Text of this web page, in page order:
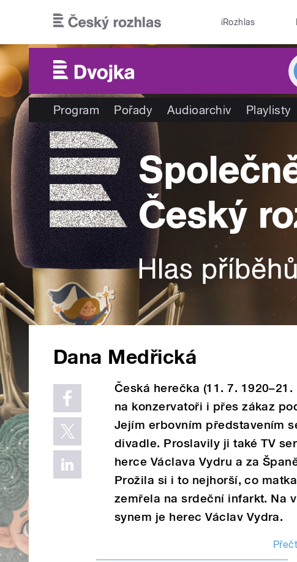
iRozhlas
Program Pořady Audioarchiv Playlisty
Dana Medřická
Česká herečka (11. 7.
na konzervatoři i přes zákaz
Jejím erbovním představením
divadle. Proslavily ji také TV
herce Václava Vydru a za
Prožila si i to nejhorší, co
zemřela na srdeční infarkt. Na
synem je herec Václav Vydra.